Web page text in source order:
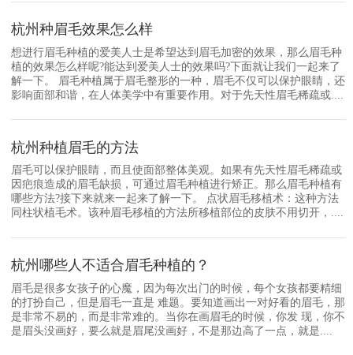
杭州种眉毛效果怎么样
想进行眉毛种植的爱美人士是希望达到眉毛加密的效果，那么眉毛种
植的效果怎么样呢?能达到爱美人士的效果吗?下面就让我们一起来了
解一下。 眉毛种植属于眉毛整形的一种，眉毛不仅可以保护眼睛，还
影响面部和谐，在人体美学中有重要作用。对于先天性眉毛稀疏或....
杭州种植眉毛的方法
眉毛可以保护眼睛，而且使面部整体美观。如果有先天性眉毛稀疏或
因疤痕造成的眉毛缺损，可通过眉毛种植进行矫正。那么眉毛种植有
哪些方法?接下来就来一起来了解一下。 点状眉毛移植术：这种方法
同柱状植毛术。该种眉毛移植的方法所移植部位的皮肤不用切开，....
杭州哪些人不适合眉毛种植的？
眉毛是很多女孩子的心魔，因为每次出门的时候，每个女孩都要精细
的打扮自己，但是眉毛一直是 难题。要知道画出一对好看的眉毛，那
是非常不易的，而是非常难的。当你在画眉毛的时候，你发 现，你不
是眉头没画好，要么就是眉尾没画好，不是那边高了一点，就是....